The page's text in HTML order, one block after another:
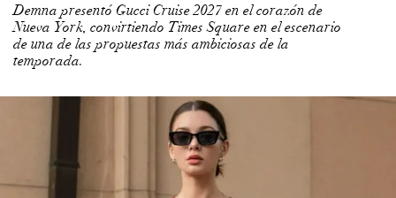
Demna presentó Gucci Cruise 2027 en el corazón de
Nueva York, convirtiendo Times Square en el escenario
de una de las propuestas más ambiciosas de la
temporada.